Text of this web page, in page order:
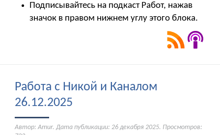
Подписывайтесь на подкаст Работ, нажав
значок в правом нижнем углу этого блока.
Работа с Никой и Каналом
26.12.2025
Автор: Amur. Дата публикации: 26 декабря 2025. Просмотров: